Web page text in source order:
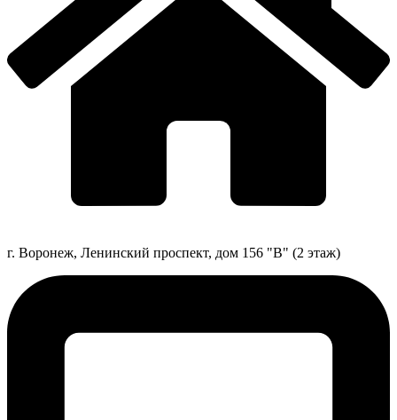
г. Воронеж, Ленинский проспект, дом 156 "В" (2 этаж)